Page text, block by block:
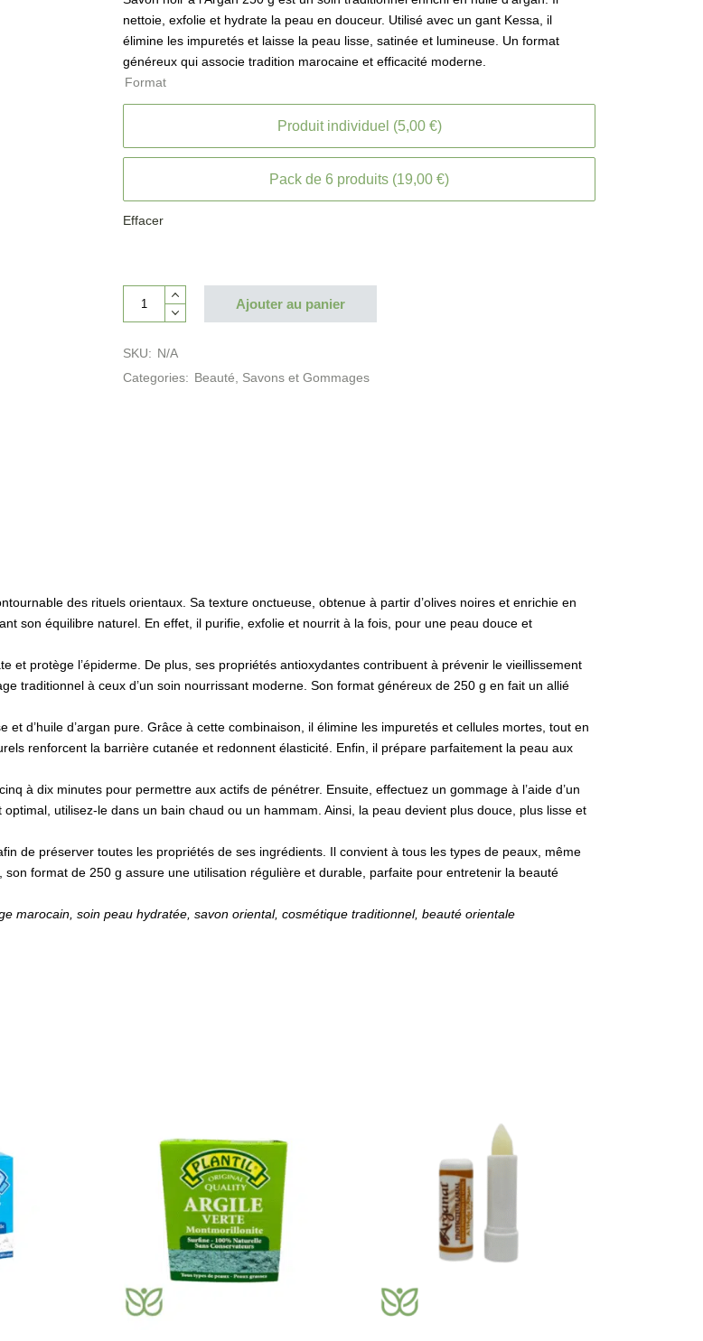
nettoie, exfolie et hydrate la peau en douceur. Utilisé avec un gant Kessa, il
élimine les impuretés et laisse la peau lisse, satinée et lumineuse. Un format
généreux qui associe tradition marocaine et efficacité moderne.
Format
Produit individuel (5,00 €)
Pack de 6 produits (19,00 €)
Effacer
Ajouter au panier
SKU: N/A
Categories: Beauté Savons et Gommages
des rituels orientaux. Sa texture onctueuse, obtenue à partir d’olives noires et enrichie en
son équilibre naturel. En effet, il purifie, exfolie et nourrit à la fois, pour une peau douce et
et protège l’épiderme. De plus, ses propriétés antioxydantes contribuent à prévenir le vieillissement
traditionnel à ceux d’un soin nourrissant moderne. Son format généreux de 250 g en fait un allié
et d’huile d’argan pure. Grâce à cette combinaison, il élimine les impuretés et cellules mortes, tout en
renforcent la barrière cutanée et redonnent élasticité. Enfin, il prépare parfaitement la peau aux
à dix minutes pour permettre aux actifs de pénétrer. Ensuite, effectuez un gommage à l’aide d’un
utilisez-le dans un bain chaud ou un hammam. Ainsi, la peau devient plus douce, plus lisse et
de préserver toutes les propriétés de ses ingrédients. Il convient à tous les types de peaux, même
format de 250 g assure une utilisation régulière et durable, parfaite pour entretenir la beauté
marocain, soin peau hydratée, savon oriental, cosmétique traditionnel, beauté orientale